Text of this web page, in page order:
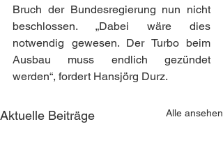
Bruch der Bundesregierung nun nicht
beschlossen. „Dabei wäre dies
notwendig gewesen. Der Turbo beim
Ausbau muss endlich gezündet
werden“, fordert Hansjörg Durz.
Aktuelle Beiträge Alle ansehen